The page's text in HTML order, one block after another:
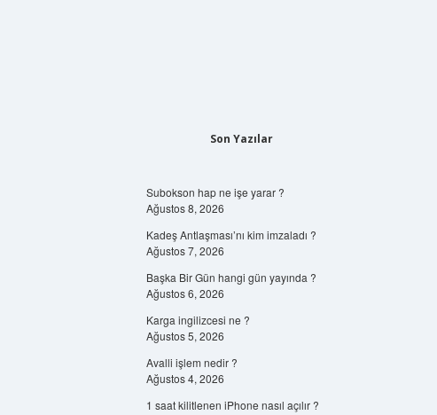
Son Yazılar
Subokson hap ne işe yarar ?
Ağustos 8, 2026
Kadeş Antlaşması’nı kim imzaladı ?
Ağustos 7, 2026
Başka Bir Gün hangi gün yayında ?
Ağustos 6, 2026
Karga ingilizcesi ne ?
Ağustos 5, 2026
Avalli işlem nedir ?
Ağustos 4, 2026
1 saat kilitlenen iPhone nasıl açılır ?